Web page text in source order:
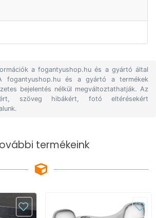
a fogantyushop.hu és a gyártó által
fogantyushop.hu és a gyártó a termékek
bejelentés nélkül megváltoztathatják. Az
szöveg hibákért, fotó eltérésekért
termékeink